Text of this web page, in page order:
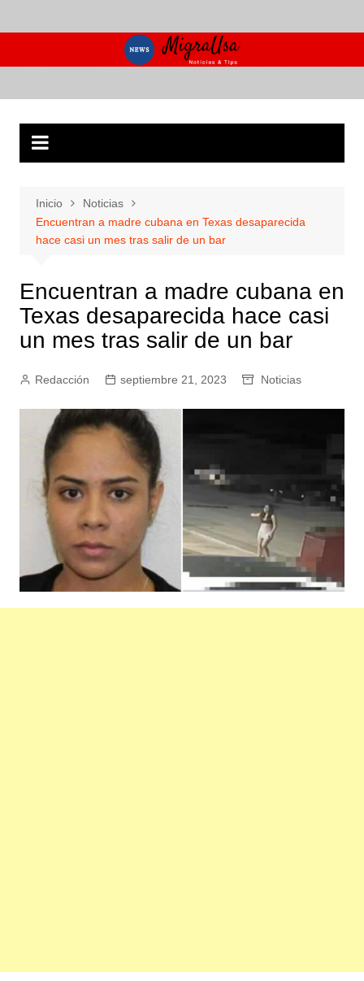
al
Inicio
Noticias
Encuentran a madre cubana en Texas desaparecida
hace casi un mes tras salir de un bar
Encuentran a madre cubana en
Texas desaparecida hace casi
un mes tras salir de un bar
Redacción septiembre 21, 2023 Noticias